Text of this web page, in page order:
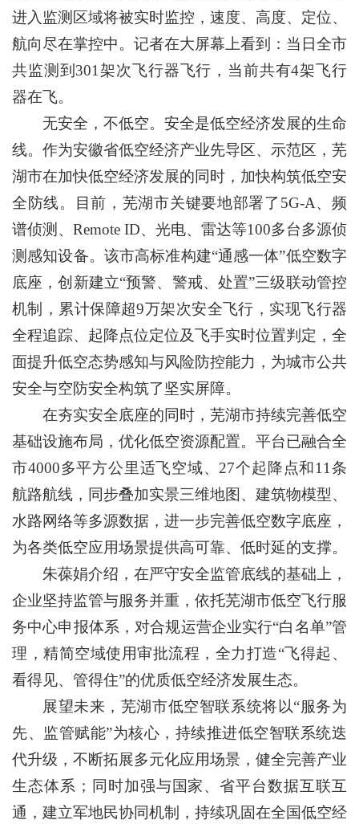
进入监测区域将被实时监控，速度、高度、定位、
航向尽在掌控中。记者在大屏幕上看到：当日全市
共监测到301架次飞行器飞行，当前共有4架飞行
器在飞。
无安全，不低空。安全是低空经济发展的生命
线。作为安徽省低空经济产业先导区、示范区，芜
湖市在加快低空经济发展的同时，加快构筑低空安
全防线。目前，芜湖市关键要地部署了5G-A、频
谱侦测、Remote ID、光电、雷达等100多台多源侦
测感知设备。该市高标准构建“通感一体”低空数字
底座，创新建立“预警、警戒、处置”三级联动管控
机制，累计保障超9万架次安全飞行，实现飞行器
全程追踪、起降点位定位及飞手实时位置判定，全
面提升低空态势感知与风险防控能力，为城市公共
安全与空防安全构筑了坚实屏障。
在夯实安全底座的同时，芜湖市持续完善低空
基础设施布局，优化低空资源配置。平台已融合全
市4000多平方公里适飞空域、27个起降点和11条
航路航线，同步叠加实景三维地图、建筑物模型、
水路网络等多源数据，进一步完善低空数字底座，
为各类低空应用场景提供高可靠、低时延的支撑。
朱葆娟介绍，在严守安全监管底线的基础上，
企业坚持监管与服务并重，依托芜湖市低空飞行服
务中心申报体系，对合规运营企业实行“白名单”管
理，精简空域使用审批流程，全力打造“飞得起、
看得见、管得住”的优质低空经济发展生态。
展望未来，芜湖市低空智联系统将以“服务为
先、监管赋能”为核心，持续推进低空智联系统迭
代升级，不断拓展多元化应用场景，健全完善产业
生态体系；同时加强与国家、省平台数据互联互
通，建立军地民协同机制，持续巩固在全国低空经